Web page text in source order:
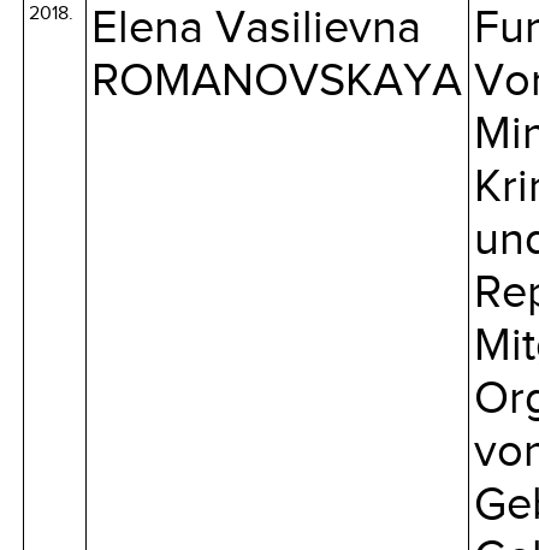
2018.
Elena Vasilievna
ROMANOVSKAYA